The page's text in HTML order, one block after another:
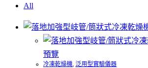
All
預覽
冷凍乾燥機, 泛用型實驗儀器